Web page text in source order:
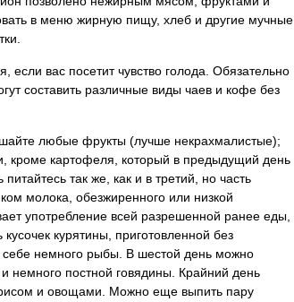
в меню жирную пищу, хлеб и другие мучные
вас посетит чувство голода. Обязательно
составить различные виды чаев и кофе без
любые фрукты (лучше некрахмалистые);
кроме картофеля, который в предыдущий день
так же, как и в третий, но часть
молока, обезжиренного или низкой
употребление всей разрешенной ранее еды,
курятины, приготовленной без
немного рыбы. В шестой день можно
немного постной говядины. Крайний день
и овощами. Можно еще выпить пару